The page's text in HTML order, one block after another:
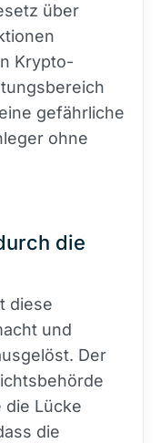
über
Krypto-
gefährliche
ohne
die
diese
und
Der
die Lücke
die